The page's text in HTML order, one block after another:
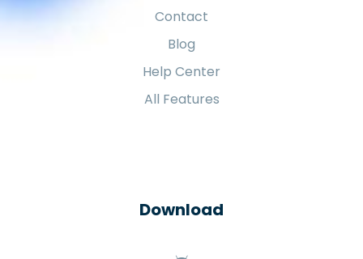
Contact
Blog
Help Center
All Features
Download